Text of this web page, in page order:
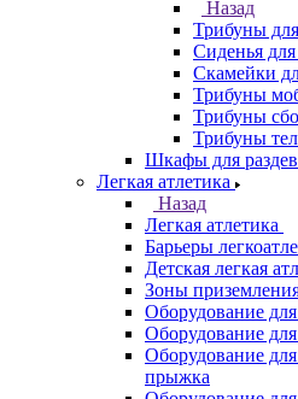
Назад
Трибуны
Сиденья
Скамейки
Трибуны
Трибуны
Трибуны
Шкафы для
Легкая атлетика
Назад
Легкая атлетика
Барьеры
Детская легкая
Зоны
Оборудование
Оборудование
Оборудование
прыжка